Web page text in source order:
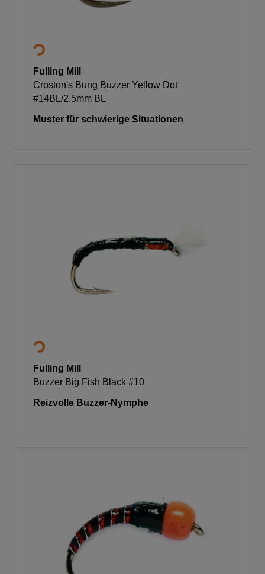
Fulling Mill
Croston's Bung Buzzer Yellow Dot
#14BL/2.5mm BL
Muster für schwierige Situationen
Fulling Mill
Buzzer Big Fish Black #10
Reizvolle Buzzer-Nymphe